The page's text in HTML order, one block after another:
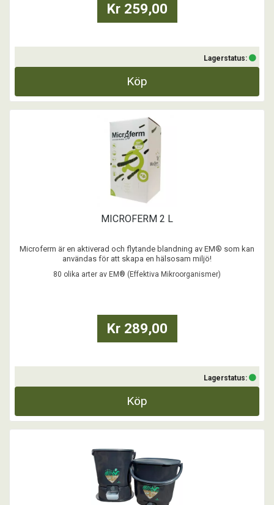
Kr 259,00
Lagerstatus:
Köp
MICROFERM 2 L
Microferm är en aktiverad och flytande blandning av EM® som kan
användas för att skapa en hälsosam miljö!
Används för mikrobiell balans i stall, trädgård och vid kompostering.
...
80 olika arter av EM® (Effektiva Mikroorganismer)
Kr 289,00
Lagerstatus:
Köp